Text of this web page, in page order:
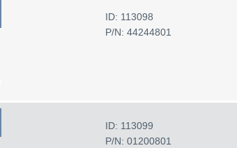
ID: 113098
P/N: 44244801
ID: 113099
P/N: 01200801